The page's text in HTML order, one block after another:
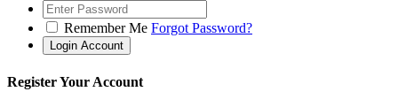
Remember Me Forgot Password?
Register Your Account